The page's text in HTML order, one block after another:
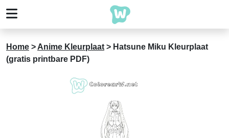
Home > Anime Kleurplaat > Hatsune Miku Kleurplaat
(gratis printbare PDF)